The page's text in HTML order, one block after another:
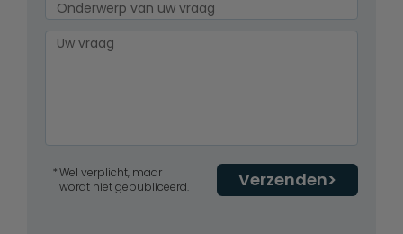
Verzenden
Wel verplicht, maar
wordt niet gepubliceerd.